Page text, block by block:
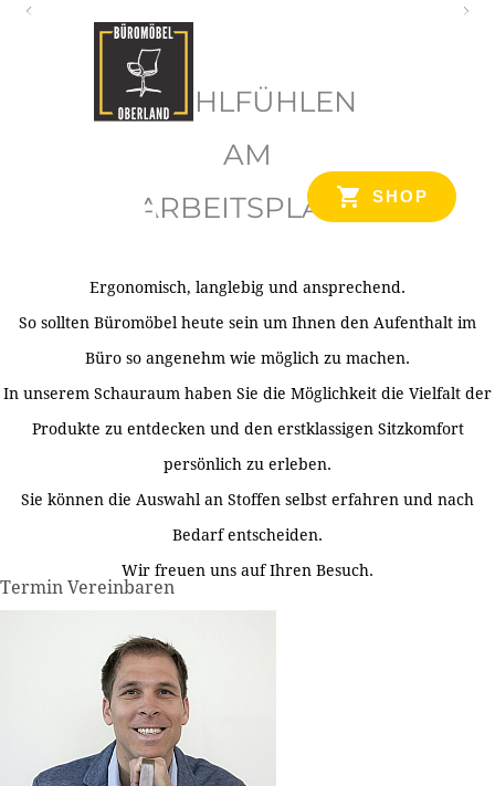
SHOP
WOHLFÜHLEN
AM
ARBEITSPLATZ
Ergonomisch, langlebig und ansprechend.
So sollten Büromöbel heute sein um Ihnen den Aufenthalt im
Büro so angenehm wie möglich zu machen.
In unserem Schauraum haben Sie die Möglichkeit die Vielfalt der
Produkte zu entdecken und den erstklassigen Sitzkomfort
persönlich zu erleben.
Sie können die Auswahl an Stoffen selbst erfahren und nach
Bedarf entscheiden.
Wir freuen uns auf Ihren Besuch.
Termin Vereinbaren